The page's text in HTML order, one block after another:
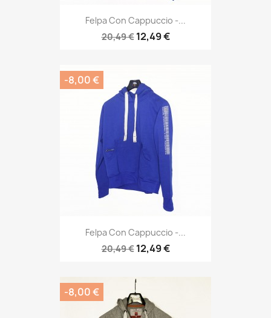
Felpa Con Cappuccio -...
20,49 € 12,49 €
Felpa Con Cappuccio -...
20,49 € 12,49 €
-8,00 €
-8,00 €